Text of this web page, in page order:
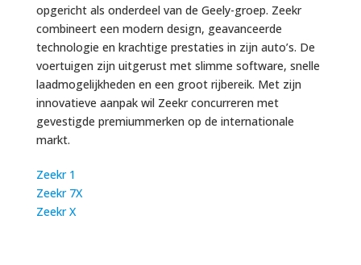
opgericht als onderdeel van de Geely-groep. Zeekr
combineert een modern design, geavanceerde
technologie en krachtige prestaties in zijn auto’s. De
voertuigen zijn uitgerust met slimme software, snelle
laadmogelijkheden en een groot rijbereik. Met zijn
innovatieve aanpak wil Zeekr concurreren met
gevestigde premiummerken op de internationale
markt.
Zeekr 1
Zeekr 7X
Zeekr X